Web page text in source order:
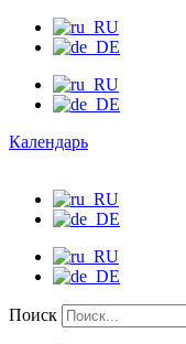
Календарь
Поиск